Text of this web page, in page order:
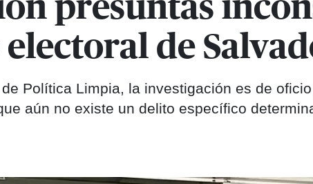
presuntas
de
Política Limpia, la investigación es de
aún no existe un delito específico